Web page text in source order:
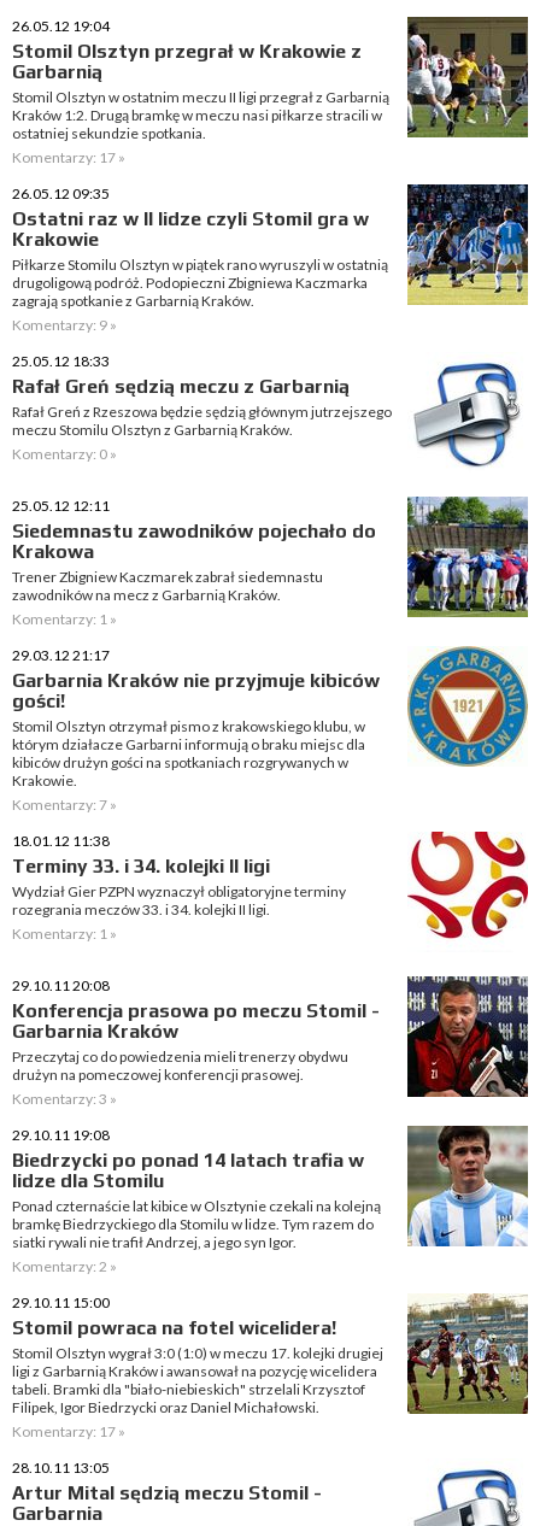
26.05.12 19:04
Stomil Olsztyn przegrał w Krakowie z
Garbarnią
Stomil Olsztyn w ostatnim meczu II ligi przegrał z Garbarnią
Kraków 1:2. Drugą bramkę w meczu nasi piłkarze stracili w
ostatniej sekundzie spotkania.
Komentarzy: 17 »
26.05.12 09:35
Ostatni raz w II lidze czyli Stomil gra w
Krakowie
Piłkarze Stomilu Olsztyn w piątek rano wyruszyli w ostatnią
drugoligową podróż. Podopieczni Zbigniewa Kaczmarka
zagrają spotkanie z Garbarnią Kraków.
Komentarzy: 9 »
25.05.12 18:33
Rafał Greń sędzią meczu z Garbarnią
Rafał Greń z Rzeszowa będzie sędzią głównym jutrzejszego
meczu Stomilu Olsztyn z Garbarnią Kraków.
Komentarzy: 0 »
25.05.12 12:11
Siedemnastu zawodników pojechało do
Krakowa
Trener Zbigniew Kaczmarek zabrał siedemnastu
zawodników na mecz z Garbarnią Kraków.
Komentarzy: 1 »
29.03.12 21:17
Garbarnia Kraków nie przyjmuje kibiców
gości!
Stomil Olsztyn otrzymał pismo z krakowskiego klubu, w
którym działacze Garbarni informują o braku miejsc dla
kibiców drużyn gości na spotkaniach rozgrywanych w
Krakowie.
Komentarzy: 7 »
18.01.12 11:38
Terminy 33. i 34. kolejki II ligi
Wydział Gier PZPN wyznaczył obligatoryjne terminy
rozegrania meczów 33. i 34. kolejki II ligi.
Komentarzy: 1 »
29.10.11 20:08
Konferencja prasowa po meczu Stomil -
Garbarnia Kraków
Przeczytaj co do powiedzenia mieli trenerzy obydwu
drużyn na pomeczowej konferencji prasowej.
Komentarzy: 3 »
29.10.11 19:08
Biedrzycki po ponad 14 latach trafia w
lidze dla Stomilu
Ponad czternaście lat kibice w Olsztynie czekali na kolejną
bramkę Biedrzyckiego dla Stomilu w lidze. Tym razem do
siatki rywali nie trafił Andrzej, a jego syn Igor.
Komentarzy: 2 »
29.10.11 15:00
Stomil powraca na fotel wicelidera!
Stomil Olsztyn wygrał 3:0 (1:0) w meczu 17. kolejki drugiej
ligi z Garbarnią Kraków i awansował na pozycję wicelidera
tabeli. Bramki dla "biało-niebieskich" strzelali Krzysztof
Filipek, Igor Biedrzycki oraz Daniel Michałowski.
Komentarzy: 17 »
28.10.11 13:05
Artur Mital sędzią meczu Stomil -
Garbarnia